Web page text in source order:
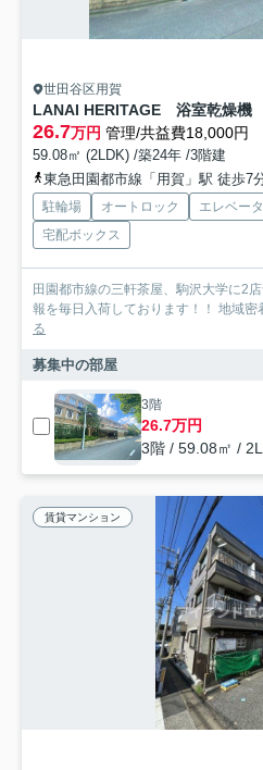
世田谷区用賀
26.7万円 管理/共益費18,000円
59.08㎡ (2LDK) /築24年 /3階建
東急田園都市線「用賀」駅 徒歩7
駐輪場 オートロック エレベー
宅配ボックス
田園都市線の三軒茶屋、駒沢大学に2
報を毎日入荷しております！！ 地域密
る
募集中の部屋
3階
26.7万円
3階 / 59.08㎡ /
賃貸マンション